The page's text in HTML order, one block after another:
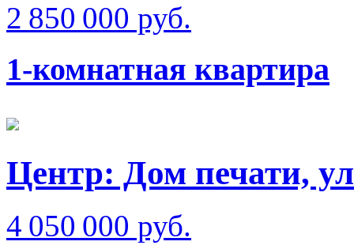
2 850 000 руб.
1-комнатная квартира
Центр: Дом печати,
4 050 000 руб.